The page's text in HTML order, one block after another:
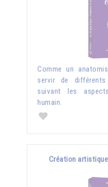
Comme un
servir de
suivant les
humain.
Création